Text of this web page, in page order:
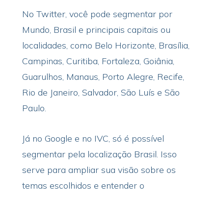
No Twitter, você pode segmentar por
Mundo, Brasil e principais capitais ou
localidades, como Belo Horizonte, Brasília,
Campinas, Curitiba, Fortaleza, Goiânia,
Guarulhos, Manaus, Porto Alegre, Recife,
Rio de Janeiro, Salvador, São Luís e São
Paulo.
Já no Google e no IVC, só é possível
segmentar pela localização Brasil. Isso
serve para ampliar sua visão sobre os
temas escolhidos e entender o